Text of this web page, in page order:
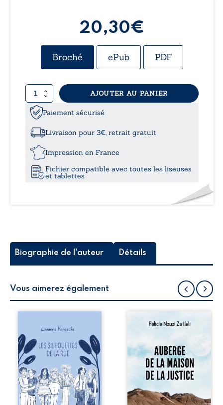
20,30€
Broché ePub PDF
quantité
de
Nawgëlsky
Tome
légende
Cinq
AJOUTER AU PANIER
Paiement sécurisé
Livraison pour 3€, retrait gratuit
Impression en France
Fichier compatible avec toutes les liseuses
et tablettes
Biographie de l'auteur Détails
Vous aimerez également
la rue donne la
parole à six
personnages
ordinaires,
traversés par des
pensées, des
émotions et des
silences qui
pourraient
Auberge de la
récit-témoignage
consacré au
parcours
exemplaire de
Mbala Zi Nkuaku
Lema Félix.
Magistrat intègre,